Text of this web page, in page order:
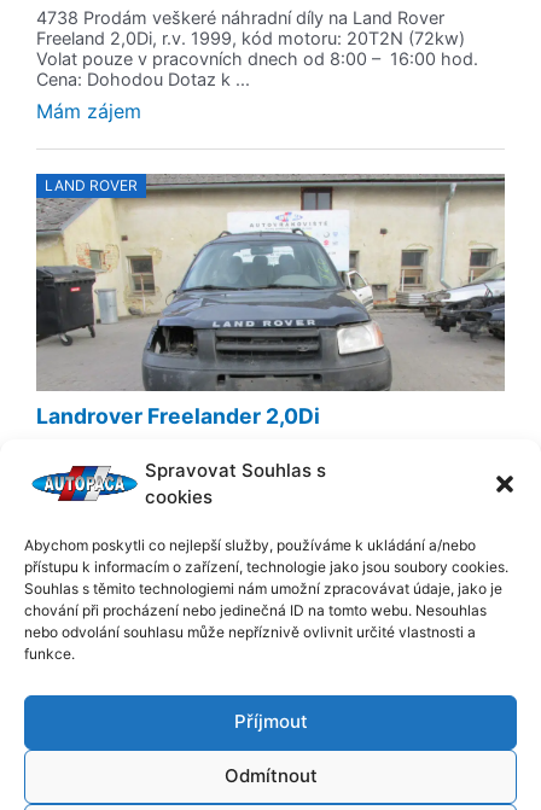
Spravovat Souhlas s
cookies
Abychom poskytli co nejlepší služby, používáme k ukládání a/nebo
přístupu k informacím o zařízení, technologie jako jsou soubory cookies.
Souhlas s těmito technologiemi nám umožní zpracovávat údaje, jako je
chování při procházení nebo jedinečná ID na tomto webu. Nesouhlas
nebo odvolání souhlasu může nepříznivě ovlivnit určité vlastnosti a
funkce.
Příjmout
Odmítnout
4738 Prodám veškeré náhradní díly na Land Rover
Freeland 2,0Di, r.v. 1999, kód motoru: 20T2N (72kw)
Volat pouze v pracovních dnech od 8:00 – 16:00 hod.
Cena: Dohodou Dotaz k ...
Mám zájem
LAND ROVER
Landrover Freelander 2,0Di
Posted
on
ID 1600 Prodám veškeré náhradní díly na Landrover
Freelander 2,0Di, r.v. 1999, kód motoru: 20T2N Cena:
Mám zájem
LAND ROVER
Posted
on